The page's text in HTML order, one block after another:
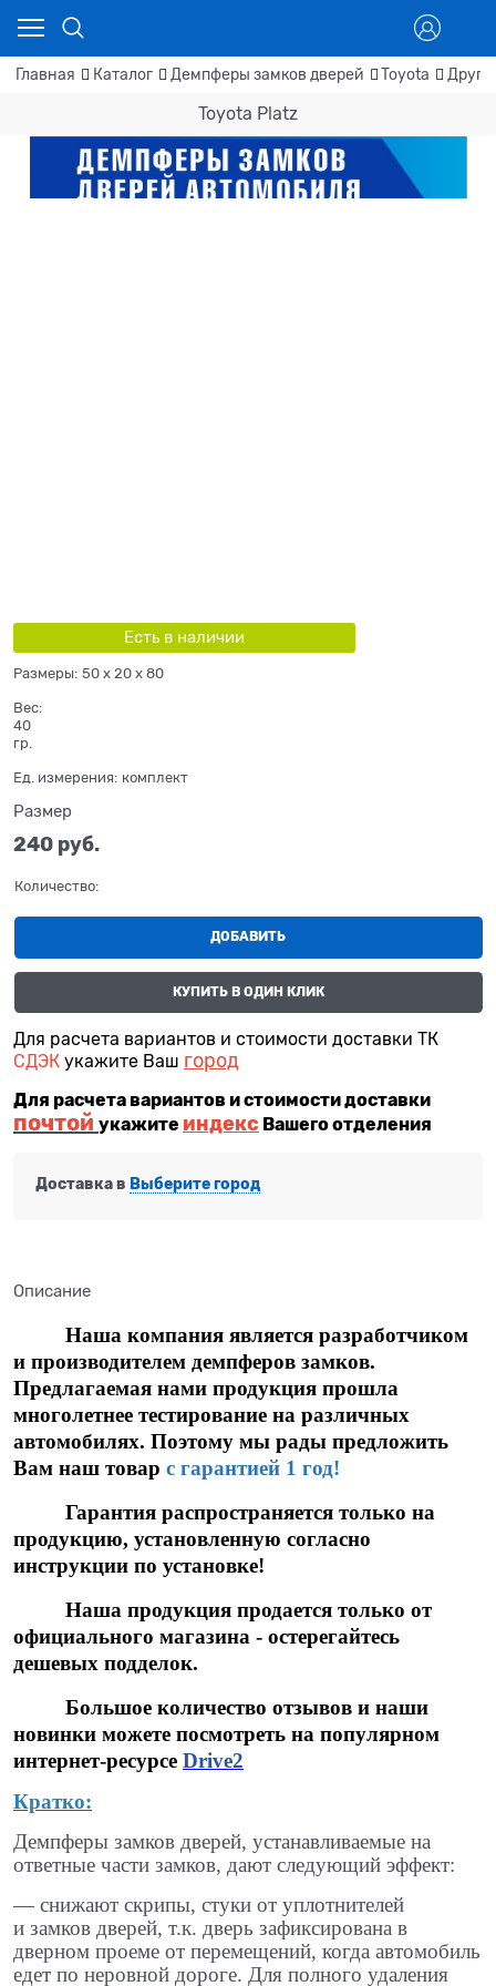
Главная Каталог Демпферы замков дверей Toyota
Toyota Platz
Есть в наличии
Размеры: 50 x 20 x 80
Вес:
40
гр.
Ед. измерения: комплект
Размер
240 руб.
Количество:
ДОБАВИТЬ
КУПИТЬ В ОДИН КЛИК
Для расчета вариантов и стоимости доставки ТК
СДЭК укажите Ваш город
Для расчета вариантов и стоимости доставки
почтой укажите индекс Вашего отделения
Доставка в Выберите город
Описание
Наша компания является разработчиком
и производителем демпферов замков.
Предлагаемая нами продукция прошла
многолетнее тестирование на различных
автомобилях. Поэтому мы рады предложить
Вам наш товар с гарантией 1 год!
Гарантия распространяется только на
продукцию, установленную согласно
инструкции по установке!
Наша продукция продается только от
официального магазина - остерегайтесь
дешевых подделок.
Большое количество отзывов и наши
новинки можете посмотреть на популярном
интернет-ресурсе Drive2
Кратко:
Демпферы замков дверей, устанавливаемые на
ответные части замков, дают следующий эффект:
— снижают скрипы, стуки от уплотнителей
и замков дверей, т.к. дверь зафиксирована в
дверном проеме от перемещений, когда автомобиль
едет по неровной дороге. Для полного удаления